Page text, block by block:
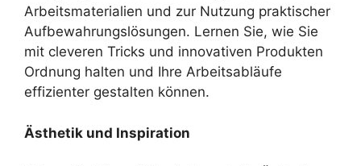
Arbeitsmaterialien und zur Nutzung praktischer
Aufbewahrungslösungen. Lernen Sie, wie Sie
mit cleveren Tricks und innovativen Produkten
Ordnung halten und Ihre Arbeitsabläufe
effizienter gestalten können.
Ästhetik und Inspiration